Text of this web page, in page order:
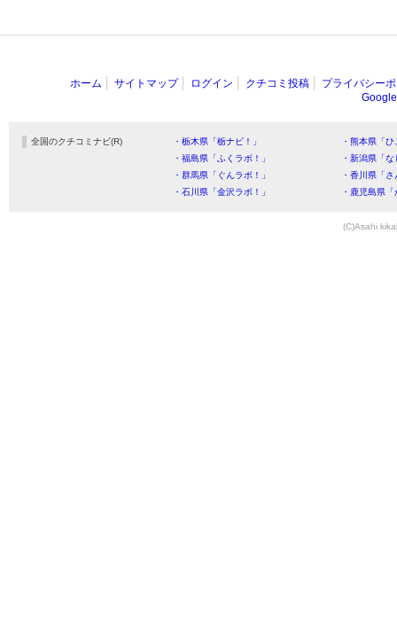
ホーム サイトマップ ログイン クチコミ投稿
プライバシー
全国のクチコミナビ(R) ・栃木県「栃ナビ！」
・熊本県「
・福島県「ふくラボ！」
・新潟県「
・群馬県「ぐんラボ！」
・香川県「
・石川県「金沢ラボ！」
・鹿児島県
(C)Asahi